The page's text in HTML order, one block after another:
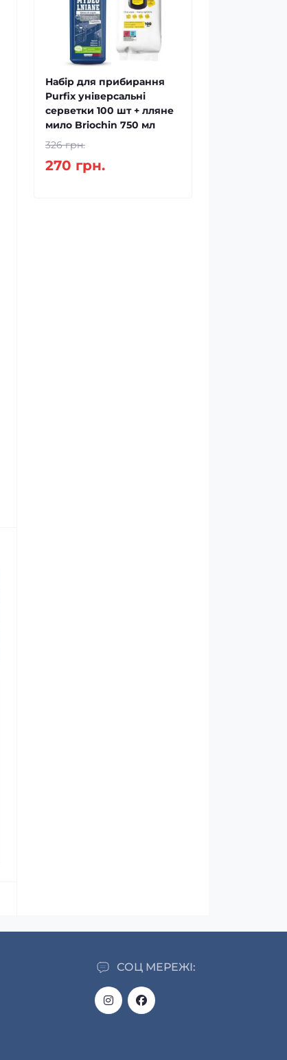
Набір для прибирання
Purfix універсальні
серветки 100 шт + лляне
мило Briochin 750 мл
326 грн.
270 грн.
СОЦ МЕРЕЖІ: